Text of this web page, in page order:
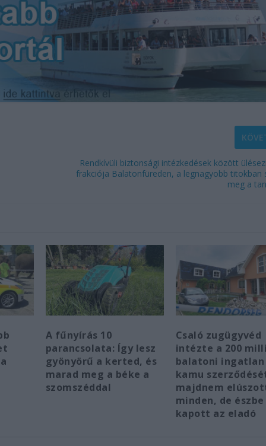
Rendkívüli biztonsági intézkedések között
frakciója Balatonfüreden, a legnagyobb titokban
meg a
A fűnyírás 10
parancsolata: Így lesz
gyönyörű a kerted, és
marad meg a béke a
szomszéddal
Csaló zugügyvéd
intézte a 200
balatoni ingatlan
kamu
majdnem
minden, de észbe
kapott az eladó